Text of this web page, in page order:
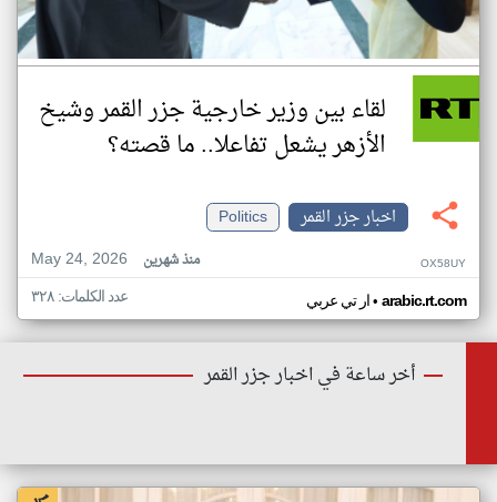
لقاء بين وزير خارجية جزر القمر وشيخ
الأزهر يشعل تفاعلا.. ما قصته؟
اخبار جزر القمر
Politics
May 24, 2026
منذ شهرين OX58UY
ار تي عربي• arabic.rt.com عدد الكلمات: ٣٢٨
أخر ساعة في اخبار جزر القمر